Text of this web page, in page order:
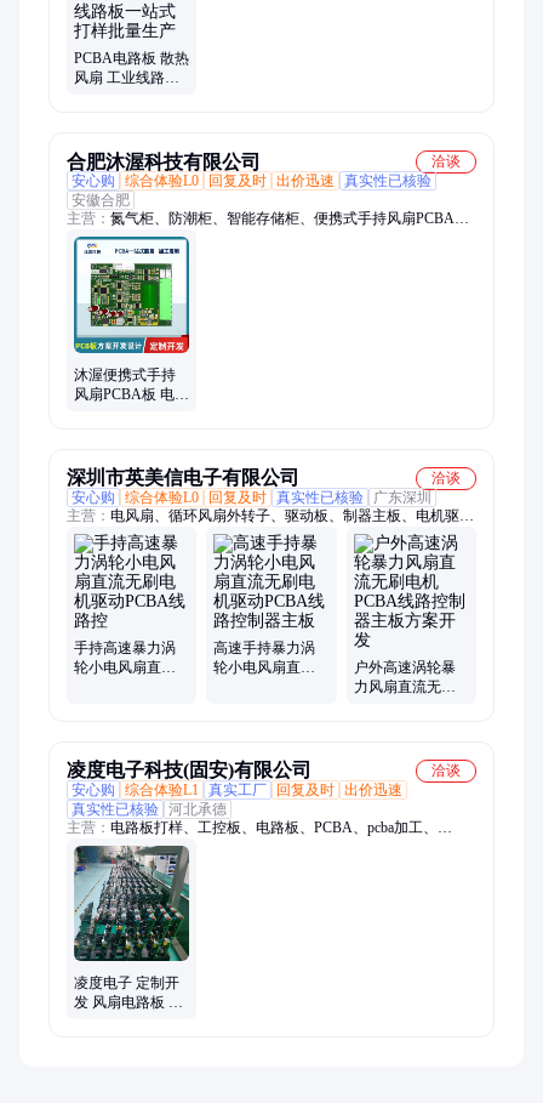
路板、APP开发、SMT贴片
PCBA电路板 散热
风扇 工业线路板
合肥沐渥科技有限公司
洽谈
安心购
综合体验L0 回复及时 出价迅速
真实性已核验
安徽合肥
主营： 氮气柜、防潮柜、智能存储柜、便携式手持风扇PCBA
板、干燥柜、可回收控制板主板、网络刷卡器、24路电磁锁控制
板、智能氮气柜、物料管理存储柜、半导体氮气柜、智能物料管
理存储柜、工业氮气柜、电子防潮柜、温湿度含氧量控制板、温
湿度含氧量氮气柜控制、温湿度含氧量联网监控氮气柜
沐渥便携式手持
风扇PCBA板 电路
深圳市英美信电子有限公司
洽谈
安心购
综合体验L0 回复及时 真实性已核验
广东深圳
主营： 电风扇、循环风扇外转子、驱动板、制器主板、电机驱动
控制板
手持高速暴力涡
轮小电风扇直流
高速手持暴力涡
轮小电风扇直流
户外高速涡轮暴
力风扇直流无刷
凌度电子科技(固安)有限公司
洽谈
安心购
综合体验L1 真实工厂 回复及时 出价迅速
真实性已核验 河北承德
主营： 电路板打样、工控板、电路板、PCBA、pcba加工、
PCB、电路板OEM、电路板代工、电路板加工、线路板加工、电
路板定制、pcb设计制作、电路板加工厂、hdi电路板、电路板研
凌度电子 定制开
发 风扇电路板 单